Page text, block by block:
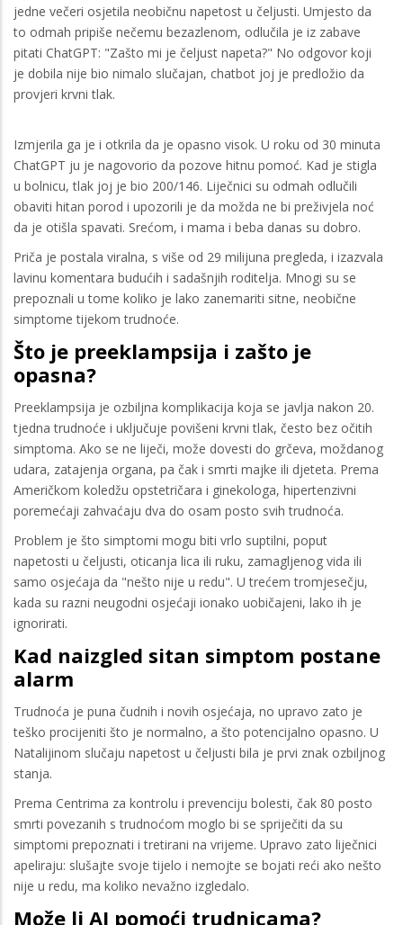
jedne večeri osjetila neobičnu napetost u čeljusti. Umjesto da
to odmah pripiše nečemu bezazlenom, odlučila je iz zabave
pitati ChatGPT: "Zašto mi je čeljust napeta?" No odgovor koji
je dobila nije bio nimalo slučajan, chatbot joj je predložio da
provjeri krvni tlak.
Izmjerila ga je i otkrila da je opasno visok. U roku od 30 minuta
ChatGPT ju je nagovorio da pozove hitnu pomoć. Kad je stigla
u bolnicu, tlak joj je bio 200/146. Liječnici su odmah odlučili
obaviti hitan porod i upozorili je da možda ne bi preživjela noć
da je otišla spavati. Srećom, i mama i beba danas su dobro.
Priča je postala viralna, s više od 29 milijuna pregleda, i izazvala
lavinu komentara budućih i sadašnjih roditelja. Mnogi su se
prepoznali u tome koliko je lako zanemariti sitne, neobične
simptome tijekom trudnoće.
Što je preeklampsija i zašto je
opasna?
Preeklampsija je ozbiljna komplikacija koja se javlja nakon 20.
tjedna trudnoće i uključuje povišeni krvni tlak, često bez očitih
simptoma. Ako se ne liječi, može dovesti do grčeva, moždanog
udara, zatajenja organa, pa čak i smrti majke ili djeteta. Prema
Američkom koledžu opstetričara i ginekologa, hipertenzivni
poremećaji zahvaćaju dva do osam posto svih trudnoća.
Problem je što simptomi mogu biti vrlo suptilni, poput
napetosti u čeljusti, oticanja lica ili ruku, zamagljenog vida ili
samo osjećaja da "nešto nije u redu". U trećem tromjesečju,
kada su razni neugodni osjećaji ionako uobičajeni, lako ih je
ignorirati.
Kad naizgled sitan simptom postane
alarm
Trudnoća je puna čudnih i novih osjećaja, no upravo zato je
teško procijeniti što je normalno, a što potencijalno opasno. U
Natalijinom slučaju napetost u čeljusti bila je prvi znak ozbiljnog
stanja.
Prema Centrima za kontrolu i prevenciju bolesti, čak 80 posto
smrti povezanih s trudnoćom moglo bi se spriječiti da su
simptomi prepoznati i tretirani na vrijeme. Upravo zato liječnici
apeliraju: slušajte svoje tijelo i nemojte se bojati reći ako nešto
nije u redu, ma koliko nevažno izgledalo.
Može li AI pomoći trudnicama?